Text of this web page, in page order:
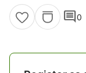
comment0